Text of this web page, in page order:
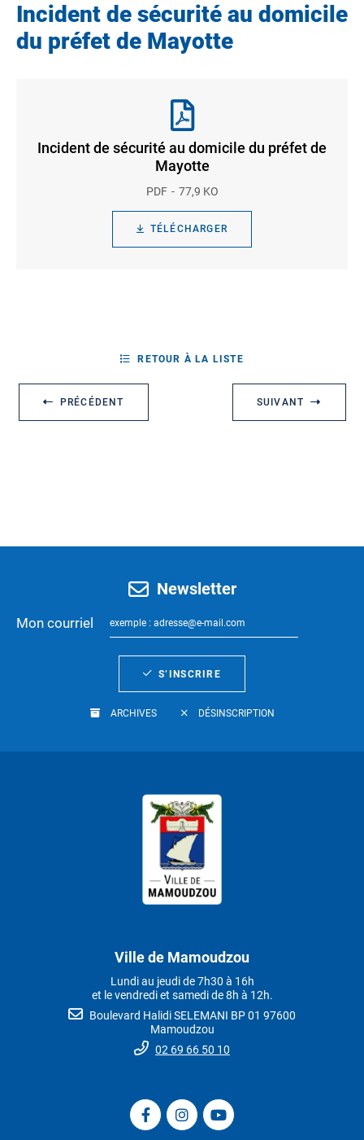
Incident de sécurité au domicile
du préfet de Mayotte
Incident de sécurité au domicile du préfet de
Mayotte
PDF 77,9 KO
TÉLÉCHARGER
PRÉCÉDENT
RETOUR À LA LISTE
SUIVANT
Newsletter
Mon courriel
S’INSCRIRE
ARCHIVES DÉSINSCRIPTION
Ville de Mamoudzou
Lundi au jeudi de 7h30 à 16h
et le vendredi et samedi de 8h à 12h.
Boulevard Halidi SELEMANI BP 01 97600
Mamoudzou
02 69 66 50 10